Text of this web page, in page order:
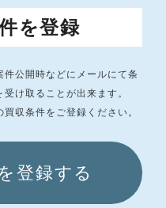
を登録
公開時などにメールにて条
け取ることが出来ます。
収条件をご登録ください。
登録する